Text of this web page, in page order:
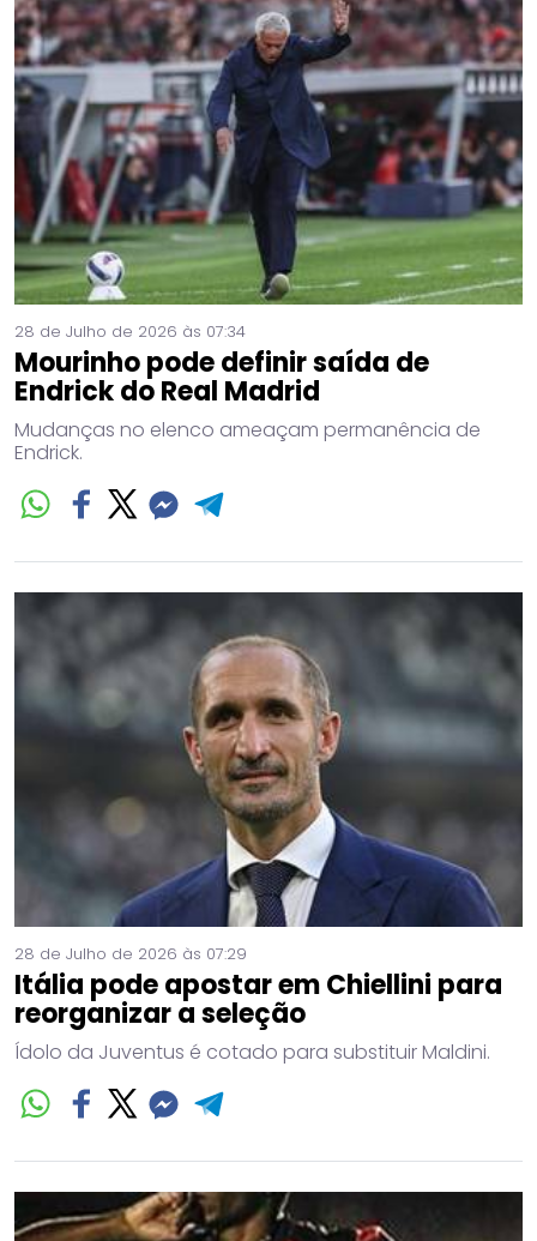
28 de Julho de 2026 às 07:34
Mourinho pode definir saída de
Endrick do Real Madrid
Mudanças no elenco ameaçam permanência de
Endrick.
28 de Julho de 2026 às 07:29
Itália pode apostar em Chiellini para
reorganizar a seleção
Ídolo da Juventus é cotado para substituir Maldini.